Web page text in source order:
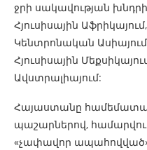
ջրի սակավության խնդրի
Հյուսիսային
Կենտրոնական
Հյուսիսային
Ավստրալիայում:
Հայաստանը
պաշարներով,
«չափավոր ապահովված»